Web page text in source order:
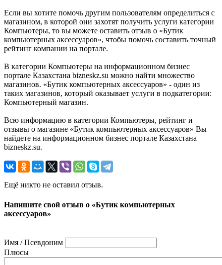
Если вы хотите помочь другим пользователям определиться с
магазином, в которой они захотят получить услуги категории
Компьютеры, то вы можете оставить отзыв о «Бутик
компьютерных аксессуаров», чтобы помочь составить точный
рейтинг компании на портале.
В категории Компьютеры на информационном бизнес
портале Казахстана bizneskz.su можно найти множество
магазинов. «Бутик компьютерных аксессуаров» - один из
таких магазинов, который оказывает услуги в подкатегории:
Компьютерный магазин.
Всю информацию в категории Компьютеры, рейтинг и
отзывы о магазине «Бутик компьютерных аксессуаров» Вы
найдете на информационном бизнес портале Казахстана
bizneskz.su.
Ещё никто не оставил отзыв.
Напишите свой отзыв о «Бутик компьютерных
аксессуаров»
Имя / Псевдоним
Плюсы